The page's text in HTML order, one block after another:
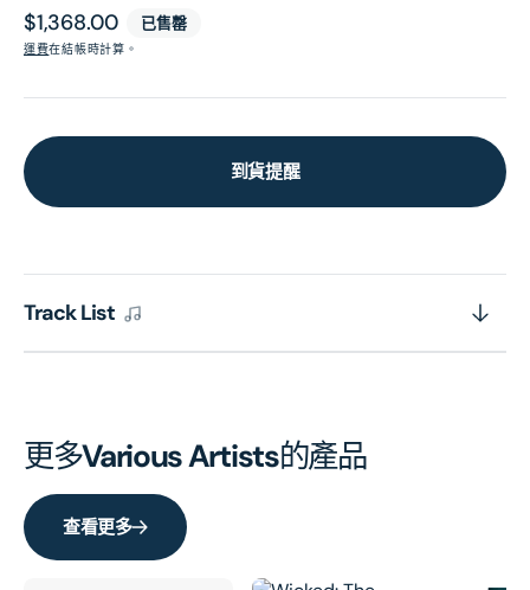
原
價
$1,368.00 已售罄
運費在結帳時計算。
到貨提醒
Track List
更多Various Artists的產品
查看更多